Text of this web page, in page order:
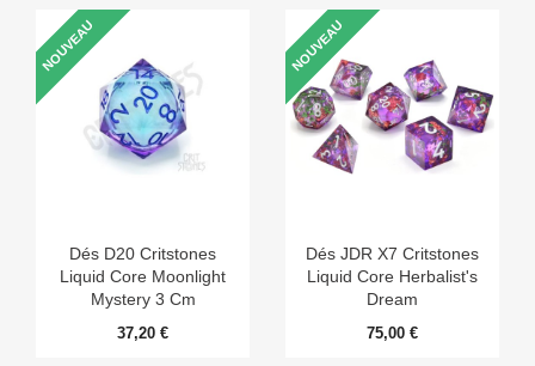
Dés D20 Critstones
Liquid Core Moonlight
Mystery 3 Cm
37,20 €
NOUVEAU
Dés JDR X7 Critstones
Liquid Core Herbalist's
Dream
75,00 €
NOUVEAU